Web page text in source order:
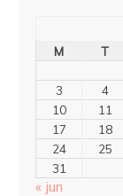
M
T
3
4
10
11
17
18
24
25
31
« jun